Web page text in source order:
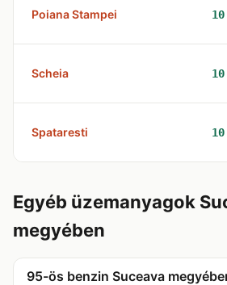
Poiana Stampei
Scheia
Spataresti
Egyéb üzemanyagok
megyében
95-ös benzin Suceava